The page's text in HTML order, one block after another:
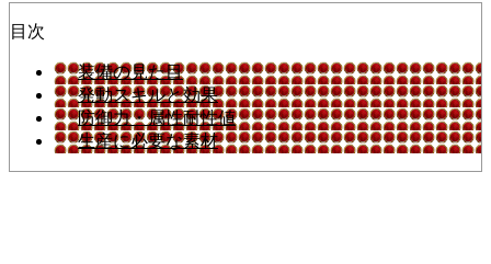
目次
装備の見た目
発動スキルと効果
防御力・属性耐性値
生産に必要な素材